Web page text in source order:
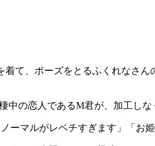
て、ポーズをとるふくれなさ
中の恋人であるM君が、加工し
マルがレベチすぎます」「お